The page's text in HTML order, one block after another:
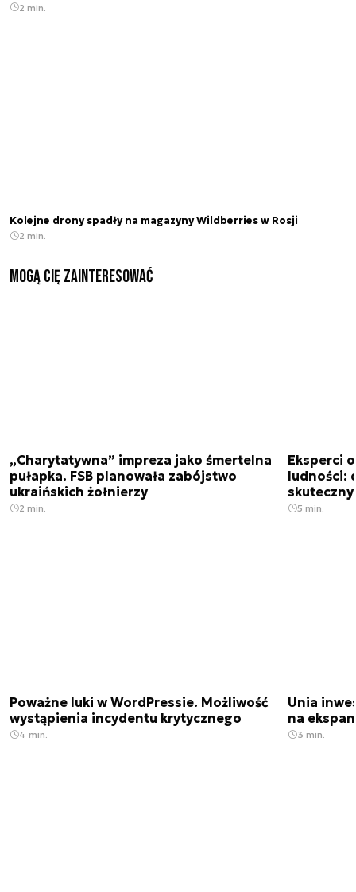
2 min.
Kolejne drony spadły na magazyny Wildberries w Rosji
2 min.
Mogą Cię zainteresować
„Charytatywna” impreza jako śmertelna
pułapka. FSB planowała zabójstwo
ukraińskich żołnierzy
2 min.
Eksperci
ludności:
skuteczny
5 min.
Poważne luki w WordPressie. Możliwość
wystąpienia incydentu krytycznego
4 min.
Unia
na
3 min.